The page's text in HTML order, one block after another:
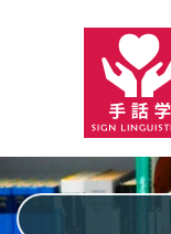
ッ
プ
移
動